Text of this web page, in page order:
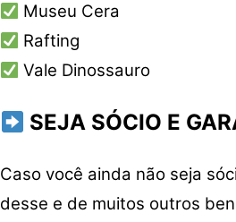
Museu Cera
Rafting
Vale Dinossauro
SEJA SÓCIO E
Caso você ainda não seja
desse e de muitos outros